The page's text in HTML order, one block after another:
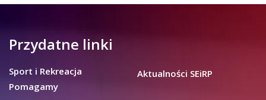
Przydatne linki
Sport i Rekreacja
Pomagamy
Aktualności SEiRP